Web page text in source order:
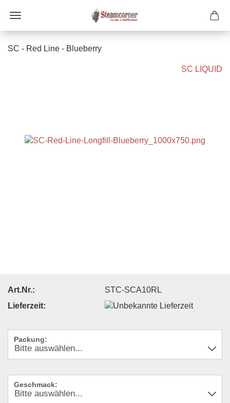
SC - Red Line - Blueberry
SC LIQUID
Art.Nr.:
STC-SCA10RL
Lieferzeit:
Packung:
Geschmack: